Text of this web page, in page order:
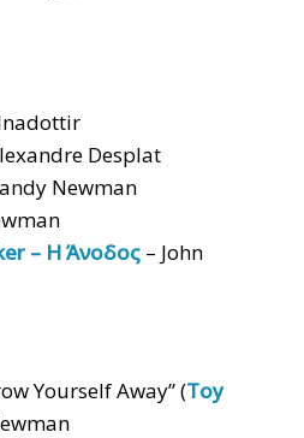
Desplat
Newman
– Η Άνοδος – John
Yourself Away” (Toy